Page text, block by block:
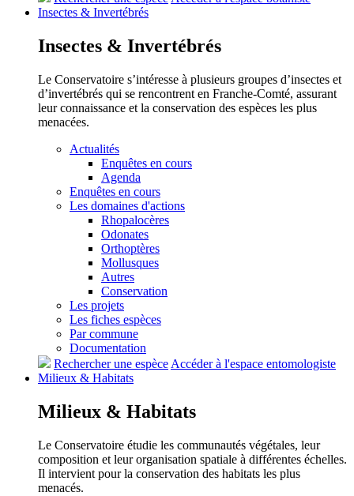
Insectes & Invertébrés
Insectes & Invertébrés
Le Conservatoire s’intéresse à plusieurs groupes d’insectes et
d’invertébrés qui se rencontrent en Franche-Comté, assurant
leur connaissance et la conservation des espèces les plus
menacées.
Actualités
Enquêtes en cours
Agenda
Enquêtes en cours
Les domaines d'actions
Rhopalocères
Odonates
Orthoptères
Mollusques
Autres
Conservation
Les projets
Les fiches espèces
Par commune
Documentation
Rechercher une espèce Accéder à l'espace entomologiste
Milieux & Habitats
Milieux & Habitats
Le Conservatoire étudie les communautés végétales, leur
composition et leur organisation spatiale à différentes échelles.
Il intervient pour la conservation des habitats les plus
menacés.